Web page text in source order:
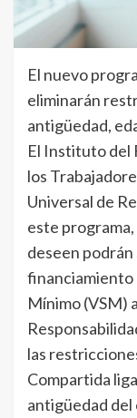
El nuevo
eliminarán
antigüedad,
El Instituto del
los
Universal de
este
deseen
financiamiento
Mínimo (VSM)
las
Compartida
antigüedad del